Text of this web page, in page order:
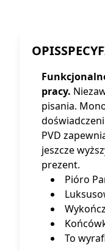
OPIS
pracy.
pisania.
PVD
jeszcze
prezent.
Pióro
To